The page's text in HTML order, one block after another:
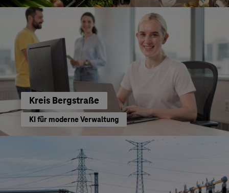
Kreis Bergstraße
KI für moderne Verwaltung